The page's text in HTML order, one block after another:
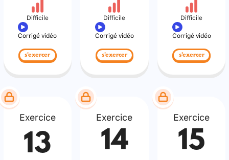
Difficile
Corrigé vidéo
s'exercer
Difficile
Corrigé vidéo
s'exercer
Difficile
Corrigé vidéo
s'exercer
Exercice
13
Exercice
14
Exercice
15